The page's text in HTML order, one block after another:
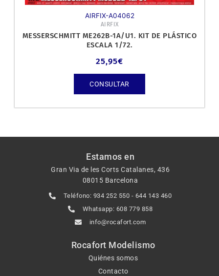
AIRFIX-A04062
AIRFIX
MESSERSCHMITT ME262B-1A/U1. KIT DE PLÁSTICO
ESCALA 1/72.
25,95€
CONSULTAR
Estamos en
Gran Via de les Corts Catalanes, 436
08015 Barcelona
Teléfono: 934 252 550 - 644 143 460
Whatsapp: 608 779 858
info@rocafort.com
Rocafort Modelismo
Quiénes somos
Contacto